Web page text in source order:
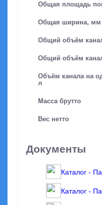
Общая площадь
Общая ширина, мм
Общий объём
Общий объём
Объём канала на
л
Масса брутто
Вес нетто
Документы
Каталог -
Каталог -